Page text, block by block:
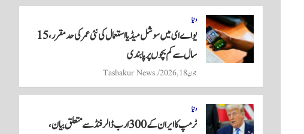
دنیا
یو اے ای میں سوشل میڈیا استعمال کی نئی عمر کی حد مقرر، 15
سال سے کم بچوں پر پابندی
جون 18, 2026 Tashakur News
دنیا
ٹرمپ کا ایران کے 300 ارب ڈالر فنڈ سے متعلق بیان،